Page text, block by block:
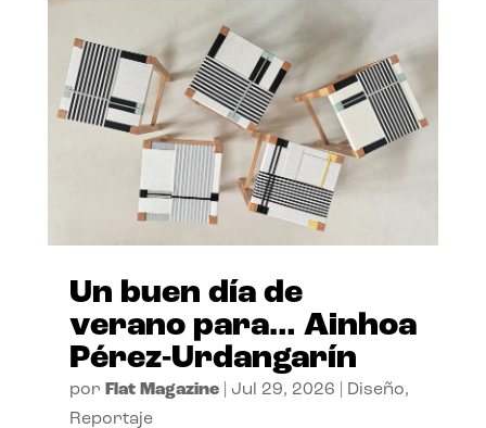
Un buen día de
verano para… Ainhoa
Pérez-Urdangarín
por Flat Magazine| Jul 29, 2026 Diseño,
Reportaje